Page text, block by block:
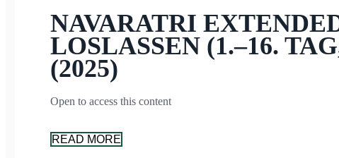
NAVARATRI
LOSLASSEN (1.–16.
(2025)
Open to access this content
READ MORE